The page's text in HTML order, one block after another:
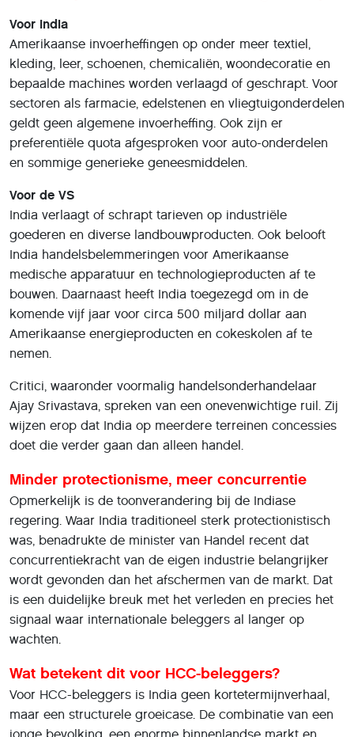
Voor India
Amerikaanse invoerheffingen op onder meer textiel,
kleding, leer, schoenen, chemicaliën, woondecoratie en
bepaalde machines worden verlaagd of geschrapt. Voor
sectoren als farmacie, edelstenen en vliegtuigonderdelen
geldt geen algemene invoerheffing. Ook zijn er
preferentiële quota afgesproken voor auto-onderdelen
en sommige generieke geneesmiddelen.
Voor de VS
India verlaagt of schrapt tarieven op industriële
goederen en diverse landbouwproducten. Ook belooft
India handelsbelemmeringen voor Amerikaanse
medische apparatuur en technologieproducten af te
bouwen. Daarnaast heeft India toegezegd om in de
komende vijf jaar voor circa 500 miljard dollar aan
Amerikaanse energieproducten en cokeskolen af te
nemen.
Critici, waaronder voormalig handelsonderhandelaar
Ajay Srivastava, spreken van een onevenwichtige ruil. Zij
wijzen erop dat India op meerdere terreinen concessies
doet die verder gaan dan alleen handel.
Minder protectionisme, meer concurrentie
Opmerkelijk is de toonverandering bij de Indiase
regering. Waar India traditioneel sterk protectionistisch
was, benadrukte de minister van Handel recent dat
concurrentiekracht van de eigen industrie belangrijker
wordt gevonden dan het afschermen van de markt. Dat
is een duidelijke breuk met het verleden en precies het
signaal waar internationale beleggers al langer op
wachten.
Wat betekent dit voor HCC-beleggers?
Voor HCC-beleggers is India geen kortetermijnverhaal,
maar een structurele groeicase. De combinatie van een